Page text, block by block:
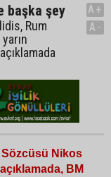
başka şey
Rum
A+
A-
Nikos
BM